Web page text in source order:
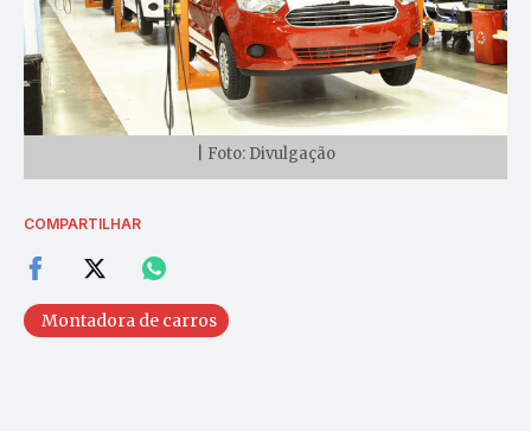
| Foto: Divulgação
COMPARTILHAR
Montadora de carros